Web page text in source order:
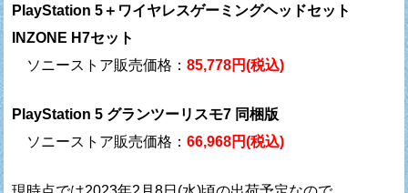
PlayStation 5＋ワイヤレスゲーミングヘッドセット
INZONE H7セット
ソニーストア販売価格：85,778円(税込)
PlayStation 5 グランツーリスモ7 同梱版
ソニーストア販売価格：66,968円(税込)